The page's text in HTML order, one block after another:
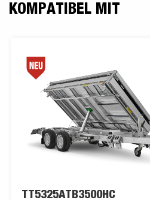
KOMPATIBEL MIT
TT5325ATB3500HC